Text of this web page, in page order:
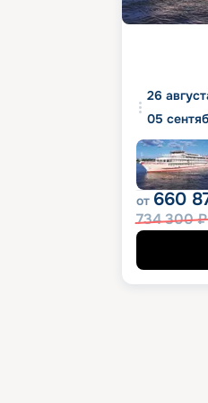
26
05
от 660
734 300₽